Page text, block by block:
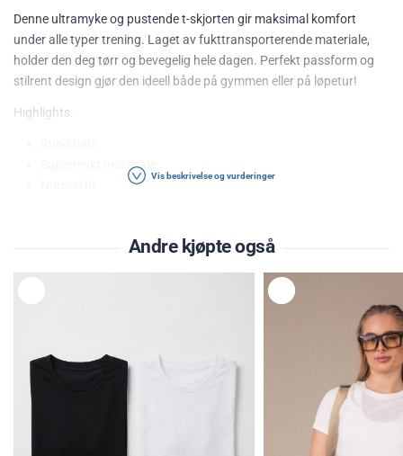
Denne ultramyke og pustende t-skjorten gir maksimal komfort
under alle typer trening. Laget av fukttransporterende materiale,
holder den deg tørr og bevegelig hele dagen. Perfekt passform og
stilrent design gjør den ideell både på gymmen eller på løpetur!
Highlights:
Supermykt materiale
Husk alltid å følge vaskeanvisningen på plagget.
Vis beskrivelse og vurderinger
Andre kjøpte også
L